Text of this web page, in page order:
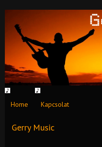
Home Kapcsolat
Gerry Music